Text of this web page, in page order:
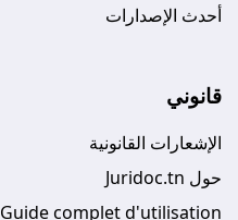
أحدث الإصدارات
قانوني
الإشعارات القانونية
حول Juridoc.tn
Guide complet d'utilisation